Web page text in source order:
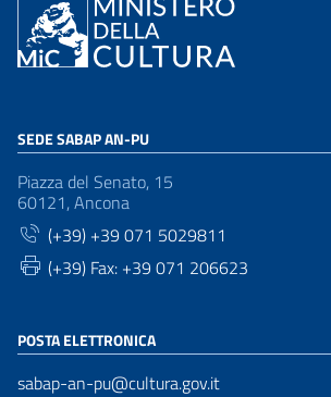
SEDE SABAP AN-PU
Piazza del Senato, 15
60121, Ancona
(+39) +39 071 5029811
(+39) Fax: +39 071 206623
POSTA ELETTRONICA
sabap-an-pu@cultura.gov.it